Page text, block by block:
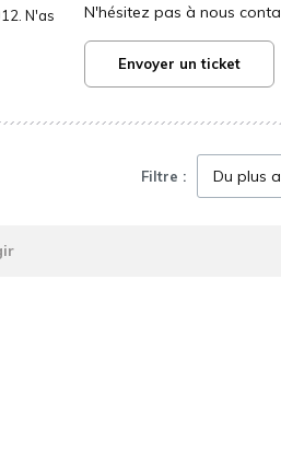
N'as
N'hésitez pas à nous
Envoyer un ticket
Filtre :